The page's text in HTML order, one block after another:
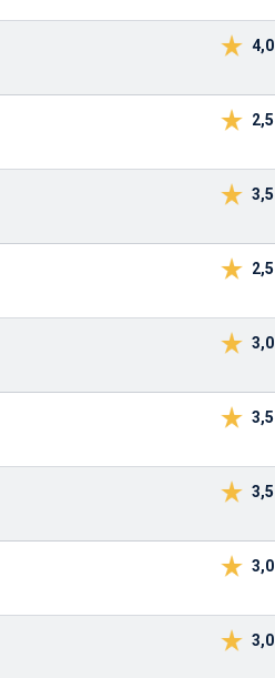
4,0
2,5
3,5
2,5
3,0
3,5
3,5
3,0
3,0